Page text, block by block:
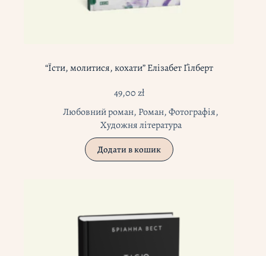
“Їсти, молитися, кохати” Елізабет Ґілберт
49,00zł
Любовний роман, Роман,Фотографія,
Художня література
Додати в кошик